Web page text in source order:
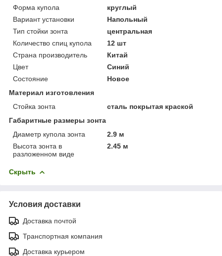
Форма купола
круглый
Вариант установки
Напольный
Тип стойки зонта
центральная
Количество спиц купола
12 шт
Страна производитель
Китай
Цвет
Синий
Состояние
Новое
Материал изготовления
Стойка зонта
сталь покрытая краской
Габаритные размеры зонта
Диаметр купола зонта
2.9 м
Высота зонта в
разложенном виде
2.45 м
Скрыть
Условия доставки
Доставка почтой
Транспортная компания
Доставка курьером